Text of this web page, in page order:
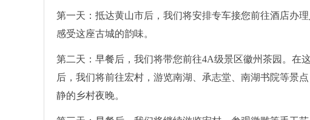
第一天：抵达黄山市后，我们将安排专车接您前往酒店办
感受这座古城的韵味。
第二天：早餐后，我们将带您前往4A级景区徽州茶园。在
后，我们将前往宏村，游览南湖、承志堂、南湖书院等景
静的乡村夜晚。